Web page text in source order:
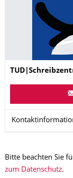
Name
Bitte beachten Sie
zum Datenschutz.